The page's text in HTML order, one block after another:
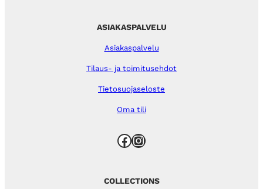
ASIAKASPALVELU
Asiakaspalvelu
Tilaus- ja toimitusehdot
Tietosuojaseloste
Oma tili
Facebook Instagram
COLLECTIONS